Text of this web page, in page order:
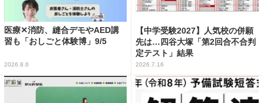
医療✕消防、縫合デモやAED講
習も「おしごと体験博」9/5
2026.8.6
【中学受験2027】人気校の併願
先は…四谷大塚「第2回合不合判
定テスト」結果
2026.7.16